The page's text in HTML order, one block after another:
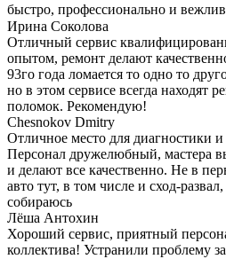
быстро, профессионально и
Ирина Соколова
Отличный сервис
опытом, ремонт делают
93го года ломается то одно то
но в этом сервисе всегда находят
поломок. Рекомендую!
Chesnokov Dmitry
Отличное место для диагностики
Персонал дружелюбный, мастера
и делают все качественно. Не в
авто тут, в том числе и сход-
собираюсь
Лёша Антохин
Хороший сервис, приятный
коллектива! Устранили проблему